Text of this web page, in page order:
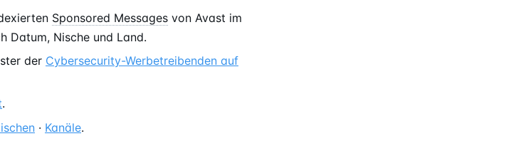
Sponsored Messages von Avast im
Datum, Nische und Land.
der Cybersecurity-Werbetreibenden auf
.
· Kanäle.